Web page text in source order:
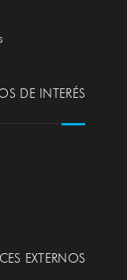
DE INTERÉS
EXTERNOS